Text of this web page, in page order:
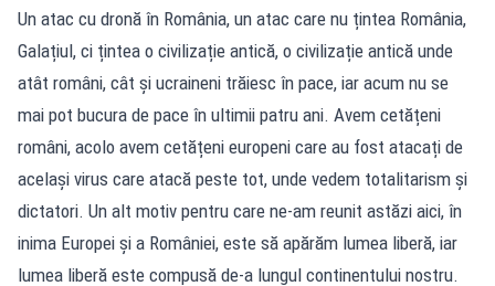
Un atac cu dronă în România, un atac care nu țintea România,
Galațiul, ci țintea o civilizație antică, o civilizație antică unde
atât români, cât și ucraineni trăiesc în pace, iar acum nu se
mai pot bucura de pace în ultimii patru ani. Avem cetățeni
români, acolo avem cetățeni europeni care au fost atacați de
același virus care atacă peste tot, unde vedem totalitarism și
dictatori. Un alt motiv pentru care ne-am reunit astăzi aici, în
inima Europei și a României, este să apărăm lumea liberă, iar
lumea liberă este compusă de-a lungul continentului nostru.